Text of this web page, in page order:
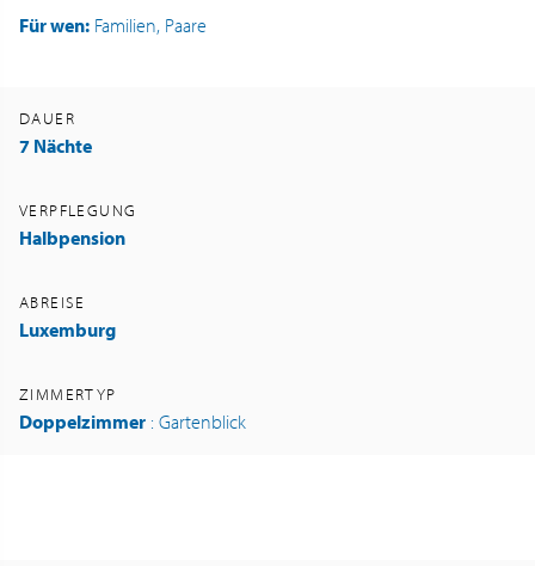
Für wen: Familien, Paare
DAUER
7 Nächte
VERPFLEGUNG
Halbpension
ABREISE
Luxemburg
ZIMMERTYP
Doppelzimmer : Gartenblick